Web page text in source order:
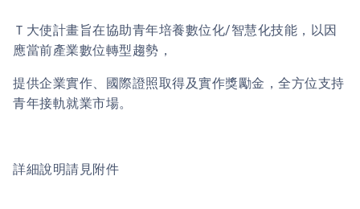
Ｔ大使計畫旨在協助青年培養數位化/智慧化技能，以因
應當前產業數位轉型趨勢，
提供企業實作、國際證照取得及實作獎勵金，全方位支持
青年接軌就業市場。
詳細說明請見附件